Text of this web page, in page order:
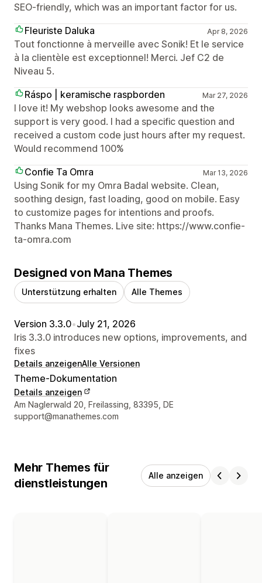
SEO-friendly, which was an important factor for us.
Fleuriste Daluka
Apr 8, 2026
Tout fonctionne à merveille avec Sonik! Et le service
à la clientèle est exceptionnel! Merci. Jef C2 de
Niveau 5.
Ráspo | keramische raspborden
Mar 27, 2026
I love it! My webshop looks awesome and the
support is very good. I had a specific question and
received a custom code just hours after my request.
Would recommend 100%
Confie Ta Omra
Mar 13, 2026
Using Sonik for my Omra Badal website. Clean,
soothing design, fast loading, good on mobile. Easy
to customize pages for intentions and proofs.
Thanks Mana Themes. Live site: https://www.confie-
ta-omra.com
Designed von Mana Themes
Unterstützung erhalten Alle Themes
Version 3.3.0•July 21, 2026
Iris 3.3.0 introduces new options, improvements, and
fixes
Details anzeigenAlle Versionen
Theme-Dokumentation
Details anzeigen
Designer-Kontaktdaten
Am Naglerwald 20, Freilassing, 83395, DE
support@manathemes.com
Mehr Themes für
dienstleistungen
Alle anzeigen